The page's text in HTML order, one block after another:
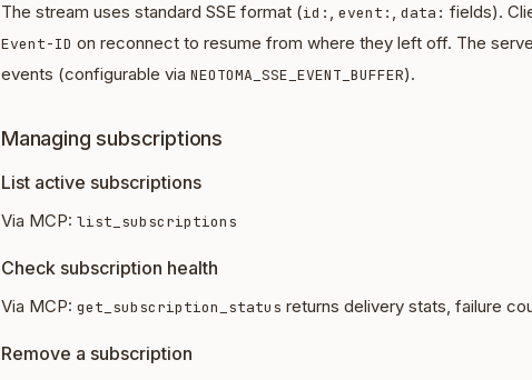
The stream uses standard SSE format (id: , event: , data: fields).
Event-ID on reconnect to resume from where they left off. The
events (configurable via NEOTOMA_SSE_EVENT_BUFFER).
Managing subscriptions
List active subscriptions
Via MCP: list_subscriptions
Check subscription health
Via MCP: get_subscription_status returns delivery stats, failure
Remove a subscription